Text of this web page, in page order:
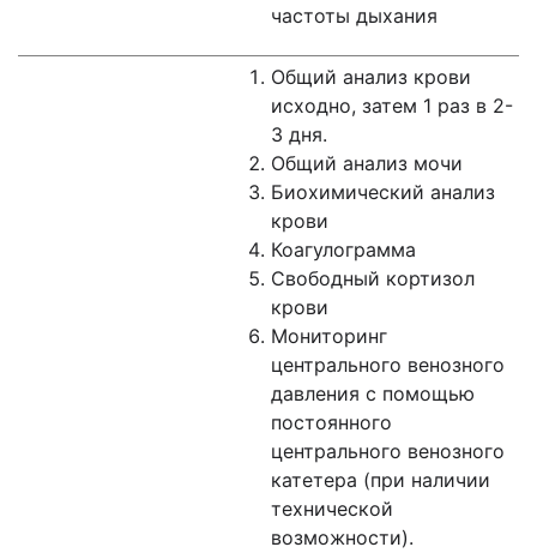
частоты дыхания
Общий анализ крови
исходно, затем 1 раз в 2-
3 дня.
Общий анализ мочи
Биохимический анализ
крови
Коагулограмма
Свободный кортизол
крови
Мониторинг
центрального венозного
давления с помощью
постоянного
центрального венозного
катетера (при наличии
технической
возможности).